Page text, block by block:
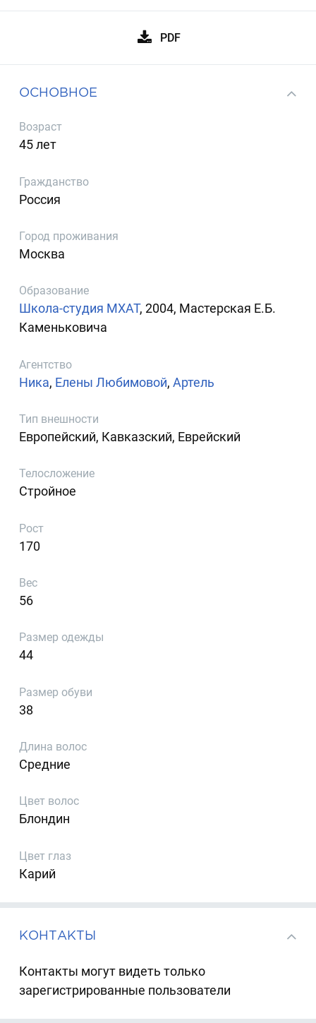
PDF
ОСНОВНОЕ
Возраст
45 лет
Гражданство
Россия
Город проживания
Москва
Образование
Школа-студия МХАТ, 2004, Мастерская Е.Б.
Каменьковича
Агентство
Ника, Елены Любимовой,Артель
Тип внешности
Европейский, Кавказский, Еврейский
Телосложение
Стройное
Рост
170
Вес
56
Размер одежды
44
Размер обуви
38
Длина волос
Средние
Цвет волос
Блондин
Цвет глаз
Карий
КОНТАКТЫ
Контакты могут видеть только
зарегистрированные пользователи